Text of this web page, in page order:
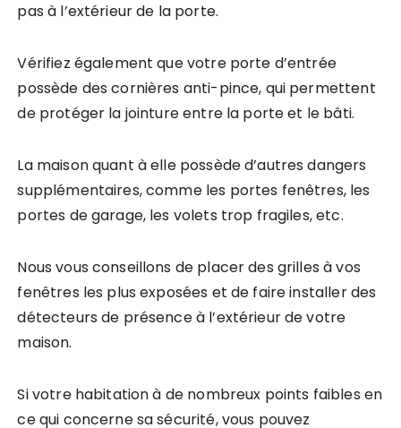
pas à l’extérieur de la porte.
Vérifiez également que votre porte d’entrée
possède des cornières anti-pince, qui permettent
de protéger la jointure entre la porte et le bâti.
La maison quant à elle possède d’autres dangers
supplémentaires, comme les portes fenêtres, les
portes de garage, les volets trop fragiles, etc.
Nous vous conseillons de placer des grilles à vos
fenêtres les plus exposées et de faire installer des
détecteurs de présence à l’extérieur de votre
maison.
Si votre habitation à de nombreux points faibles en
ce qui concerne sa sécurité, vous pouvez